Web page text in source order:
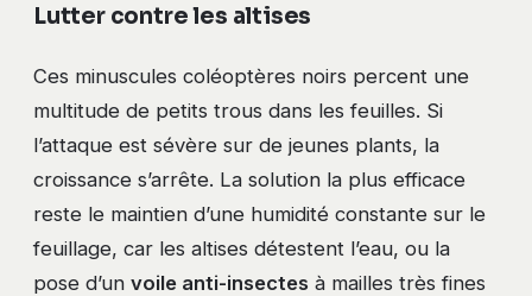
Lutter contre les altises
Ces minuscules coléoptères noirs percent une
multitude de petits trous dans les feuilles. Si
l’attaque est sévère sur de jeunes plants, la
croissance s’arrête. La solution la plus efficace
reste le maintien d’une humidité constante sur le
feuillage, car les altises détestent l’eau, ou la
pose d’un voile anti-insectes à mailles très fines